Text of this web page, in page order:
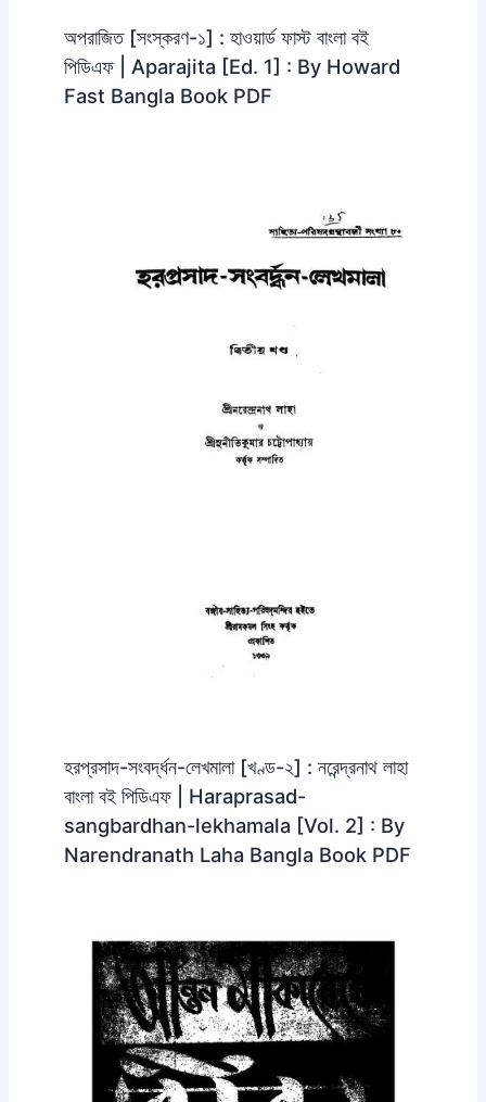
অপরাজিত [সংস্করণ-১] : হাওয়ার্ড ফাস্ট বাংলা বই
পিডিএফ | Aparajita [Ed. 1] : By Howard
Fast Bangla Book PDF
হরপ্রসাদ-সংবর্দ্ধন-লেখমালা [খণ্ড-২] : নরেন্দ্রনাথ লাহা
বাংলা বই পিডিএফ | Haraprasad-
sangbardhan-lekhamala [Vol. 2] : By
Narendranath Laha Bangla Book PDF